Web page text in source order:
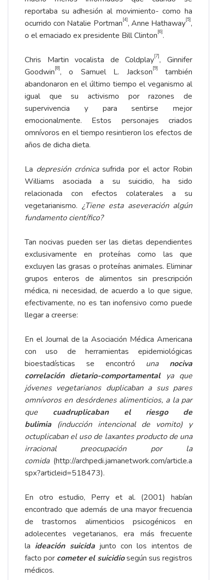
reportaba su adhesión al movimiento- como ha
ocurrido con Natalie Portman[4], Anne Hathaway[5],
o el emaciado ex presidente Bill Clinton[6].
Chris Martin vocalista de Coldplay[7], Ginnifer
Goodwin[8], o Samuel L. Jackson[9]
también
abandonaron en el último tiempo el veganismo al
igual que su activismo por razones de
supervivencia y para sentirse mejor
emocionalmente. Estos personajes criados
omnívoros en el tiempo resintieron los efectos de
años de dicha dieta.
La depresión crónicasufrida por el actor Robin
Williams asociada a su suicidio, ha sido
relacionada con efectos colaterales a su
vegetarianismo. ¿Tiene esta aseveración algún
fundamento científico?
Tan nocivas pueden ser las dietas dependientes
exclusivamente en proteínas como las que
excluyen las grasas o proteínas animales. Eliminar
grupos enteros de alimentos sin prescripción
médica, ni necesidad, de acuerdo a lo que sigue,
efectivamente, no es tan inofensivo como puede
llegar a creerse:
En el Journal de la Asociación Médica Americana
con uso de herramientas epidemiológicas
bioestadísticas se encontró una nociva
correlación dietario-comportamentalya que
jóvenes vegetarianos duplicaban a sus pares
omnívoros en desórdenes alimenticios, a la par
que cuadruplicaban el riesgo de
bulimia (inducción intencional de vomito) y
octuplicaban el uso de laxantes producto de una
irracional preocupación por la
comida(http://archpedi.jamanetwork.com/article.a
spx?articleid=518473).
En otro estudio, Perry et al. (2001) habían
encontrado que además de una mayor frecuencia
de trastornos alimenticios psicogénicos en
adolecentes vegetarianos, era más frecuente
la ideación suicidajunto con los intentos de
facto por cometer el suicidiosegún sus registros
médicos.